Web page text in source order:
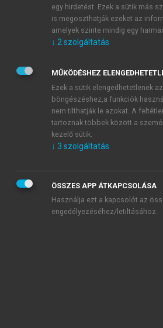
Kérek értesítést a MeRSZ
Kérek értesítést az Akadémiai Kiadó
Adatkezelési tájékoztatóban
veszem és elfogadom.
Általános vásárlási feltételeket,
mersz.huoldalak
tudomásul veszem és elfogadom.
KIPRÓBÁLOM
egy hirdetést. Ezek a sütik más
is megoszthatják ezeket az
amelyek szinte mindig egy
↓ 2 szolgáltatás
MŰKÖDÉSHEZ
Ezek a sütik elengedhetetlenek
böngészéshez,a funkciók
nem tilthatják le azokat. A
tartoznak többek között a
kezelő sütik.
↓ 3 szolgáltatás
ÖSSZES APP ÁTKAPCSOLÁSA
Használja ezt a kapcsolót az
engedélyezéséhez/letiltásához.